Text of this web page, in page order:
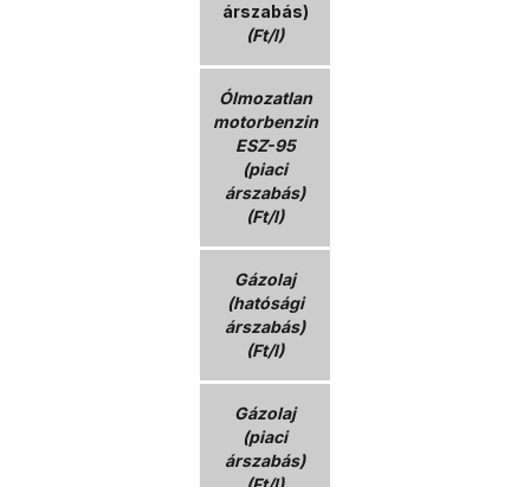
árszabás)
(Ft/l)
Ólmozatlan
motorbenzin
ESZ-95
(piaci
árszabás)
(Ft/l)
Gázolaj
(hatósági
árszabás)
(Ft/l)
Gázolaj
(piaci
árszabás)